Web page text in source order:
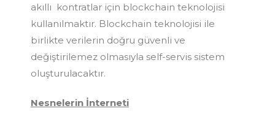
akıllı kontratlar için blockchain teknolojisi
kullanılmaktır. Blockchain teknolojisi ile
birlikte verilerin doğru güvenli ve
değiştirilemez olmasıyla self-servis sistem
oluşturulacaktır.
Nesnelerin İnterneti